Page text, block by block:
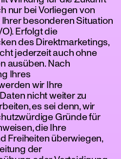
nur bei Vorliegen von
besonderen Situation
Erfolgt die
des Direktmarketings,
jederzeit auch ohne
ausüben. Nach
Ihres
wir Ihre
nicht weiter zu
es sei denn, wir
Gründe für
die Ihre
Freiheiten überwiegen,
der